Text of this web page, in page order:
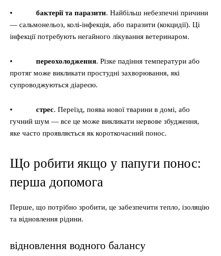
• бактерії та паразити. Найбільш небезпечні причини
— сальмонельоз, колі-інфекція, або паразити (кокцидії). Ці
інфекції потребують негайного лікування ветеринаром.
• переохолодження. Різке падіння температури або
протяг може викликати простудні захворювання, які
супроводжуються діареєю.
• стрес. Переїзд, поява нової тварини в домі, або
гучний шум — все це може викликати нервове збудження,
яке часто проявляється як короткочасний понос.
Що робити якщо у папуги понос:
перша допомога
Перше, що потрібно зробити, це забезпечити тепло, ізоляцію
та відновлення рідини.
відновлення водного балансу